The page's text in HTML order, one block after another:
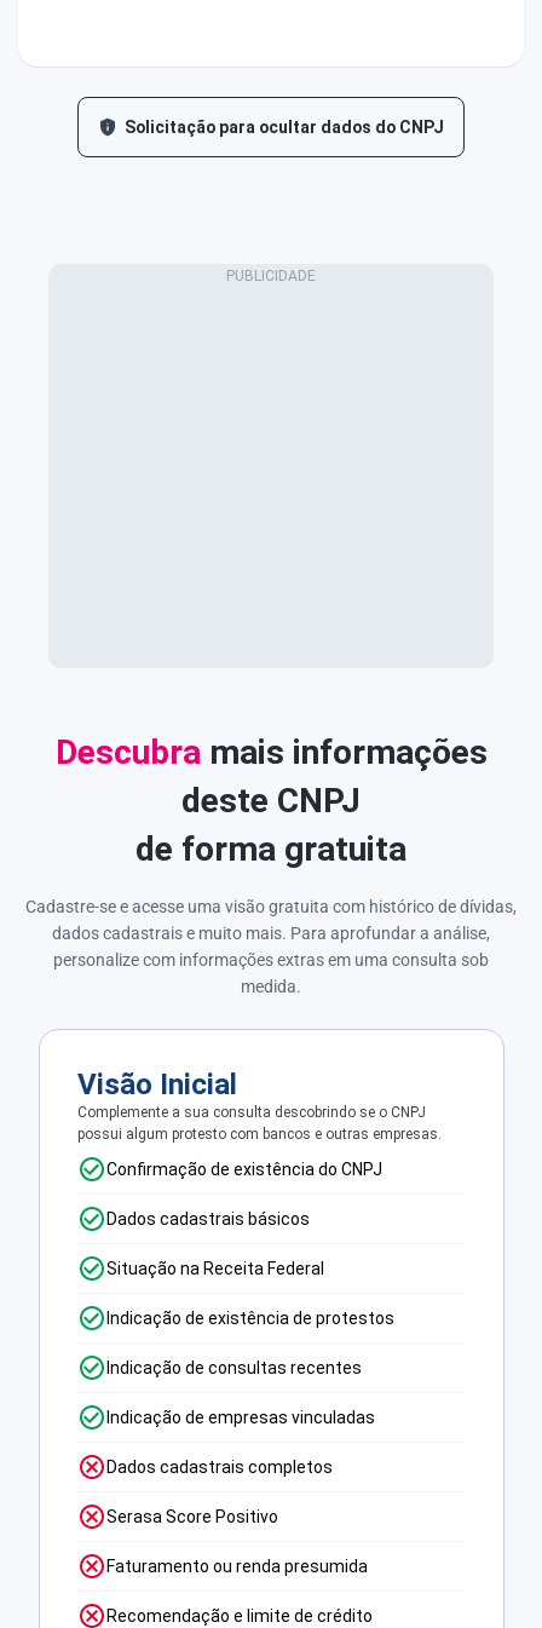
Solicitação para ocultar dados do CNPJ
Descubra mais informações
deste CNPJ
de forma gratuita
Cadastre-se e acesse uma visão gratuita com histórico de dívidas,
dados cadastrais e muito mais. Para aprofundar a análise,
personalize com informações extras em uma consulta sob
medida.
Visão Inicial
Complemente a sua consulta descobrindo se o CNPJ
possui algum protesto com bancos e outras empresas.
Confirmação de existência do CNPJ
Dados cadastrais básicos
Situação na Receita Federal
Indicação de existência de protestos
Indicação de consultas recentes
Indicação de empresas vinculadas
Dados cadastrais completos
Serasa Score Positivo
Faturamento ou renda presumida
Recomendação e limite de crédito